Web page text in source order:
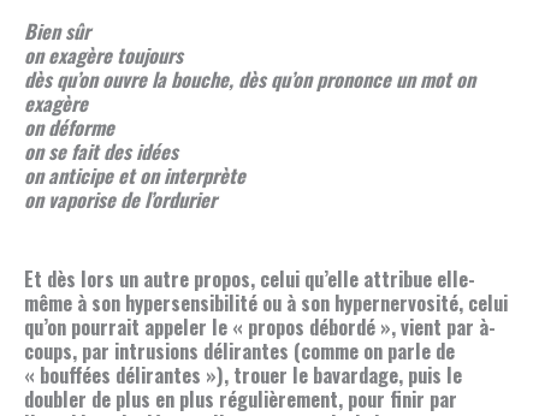
Bien sûr
on exagère toujours
dès qu’on ouvre la bouche, dès qu’on prononce un mot on
exagère
on déforme
on se fait des idées
on anticipe et on interprète
on vaporise de l’ordurier
Et dès lors un autre propos, celui qu’elle attribue elle-
même à son hypersensibilité ou à son hypernervosité, celui
qu’on pourrait appeler le « propos débordé », vient par à-
coups, par intrusions délirantes (comme on parle de
« bouffées délirantes »), trouer le bavardage, puis le
doubler de plus en plus régulièrement, pour finir par